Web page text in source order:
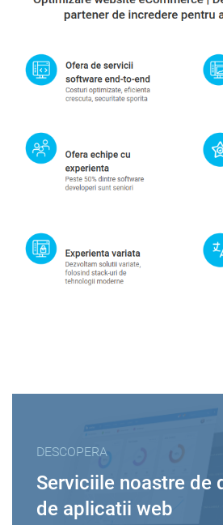
DESCOPERA
Serviciile noastre de
de aplicatii web